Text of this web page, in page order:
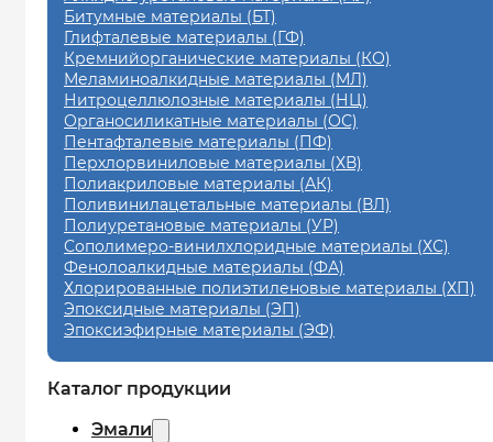
Битумные материалы (БТ)
Глифталевые материалы (ГФ)
Кремнийорганические материалы (КО)
Меламиноалкидные материалы (МЛ)
Нитроцеллюлозные материалы (НЦ)
Органосиликатные материалы (ОС)
Пентафталевые материалы (ПФ)
Перхлорвиниловые материалы (ХВ)
Полиакриловые материалы (АК)
Поливинилацетальные материалы (ВЛ)
Полиуретановые материалы (УР)
Сополимеро-винилхлоридные материалы (ХС)
Фенолоалкидные материалы (ФА)
Хлорированные полиэтиленовые материалы (ХП)
Эпоксидные материалы (ЭП)
Эпоксиэфирные материалы (ЭФ)
Каталог продукции
Эмали